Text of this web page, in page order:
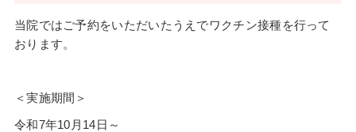
当院ではご予約をいただいたうえでワクチン接種を行って
おります。
＜実施期間＞
令和7年10月14日～